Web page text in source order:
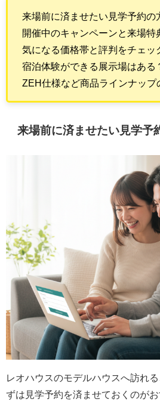
来場前に済ませたい見学予約の
開催中のキャンペーンと来場特
気になる価格帯と評判をチェッ
宿泊体験ができる展示場はある
ZEH仕様など商品ラインナップ
来場前に済ませたい見学予
レオハウスのモデルハウスへ訪れ
ずは見学予約を済ませておくのがお